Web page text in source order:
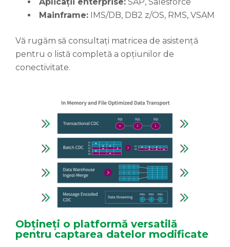
Mainframe: IMS/DB, DB2 z/OS, RMS, VSAM
Vă rugăm să consultați matricea de asistență
pentru o listă completă a opțiunilor de
conectivitate.
Obțineți o platformă versatilă
pentru captarea datelor modificate